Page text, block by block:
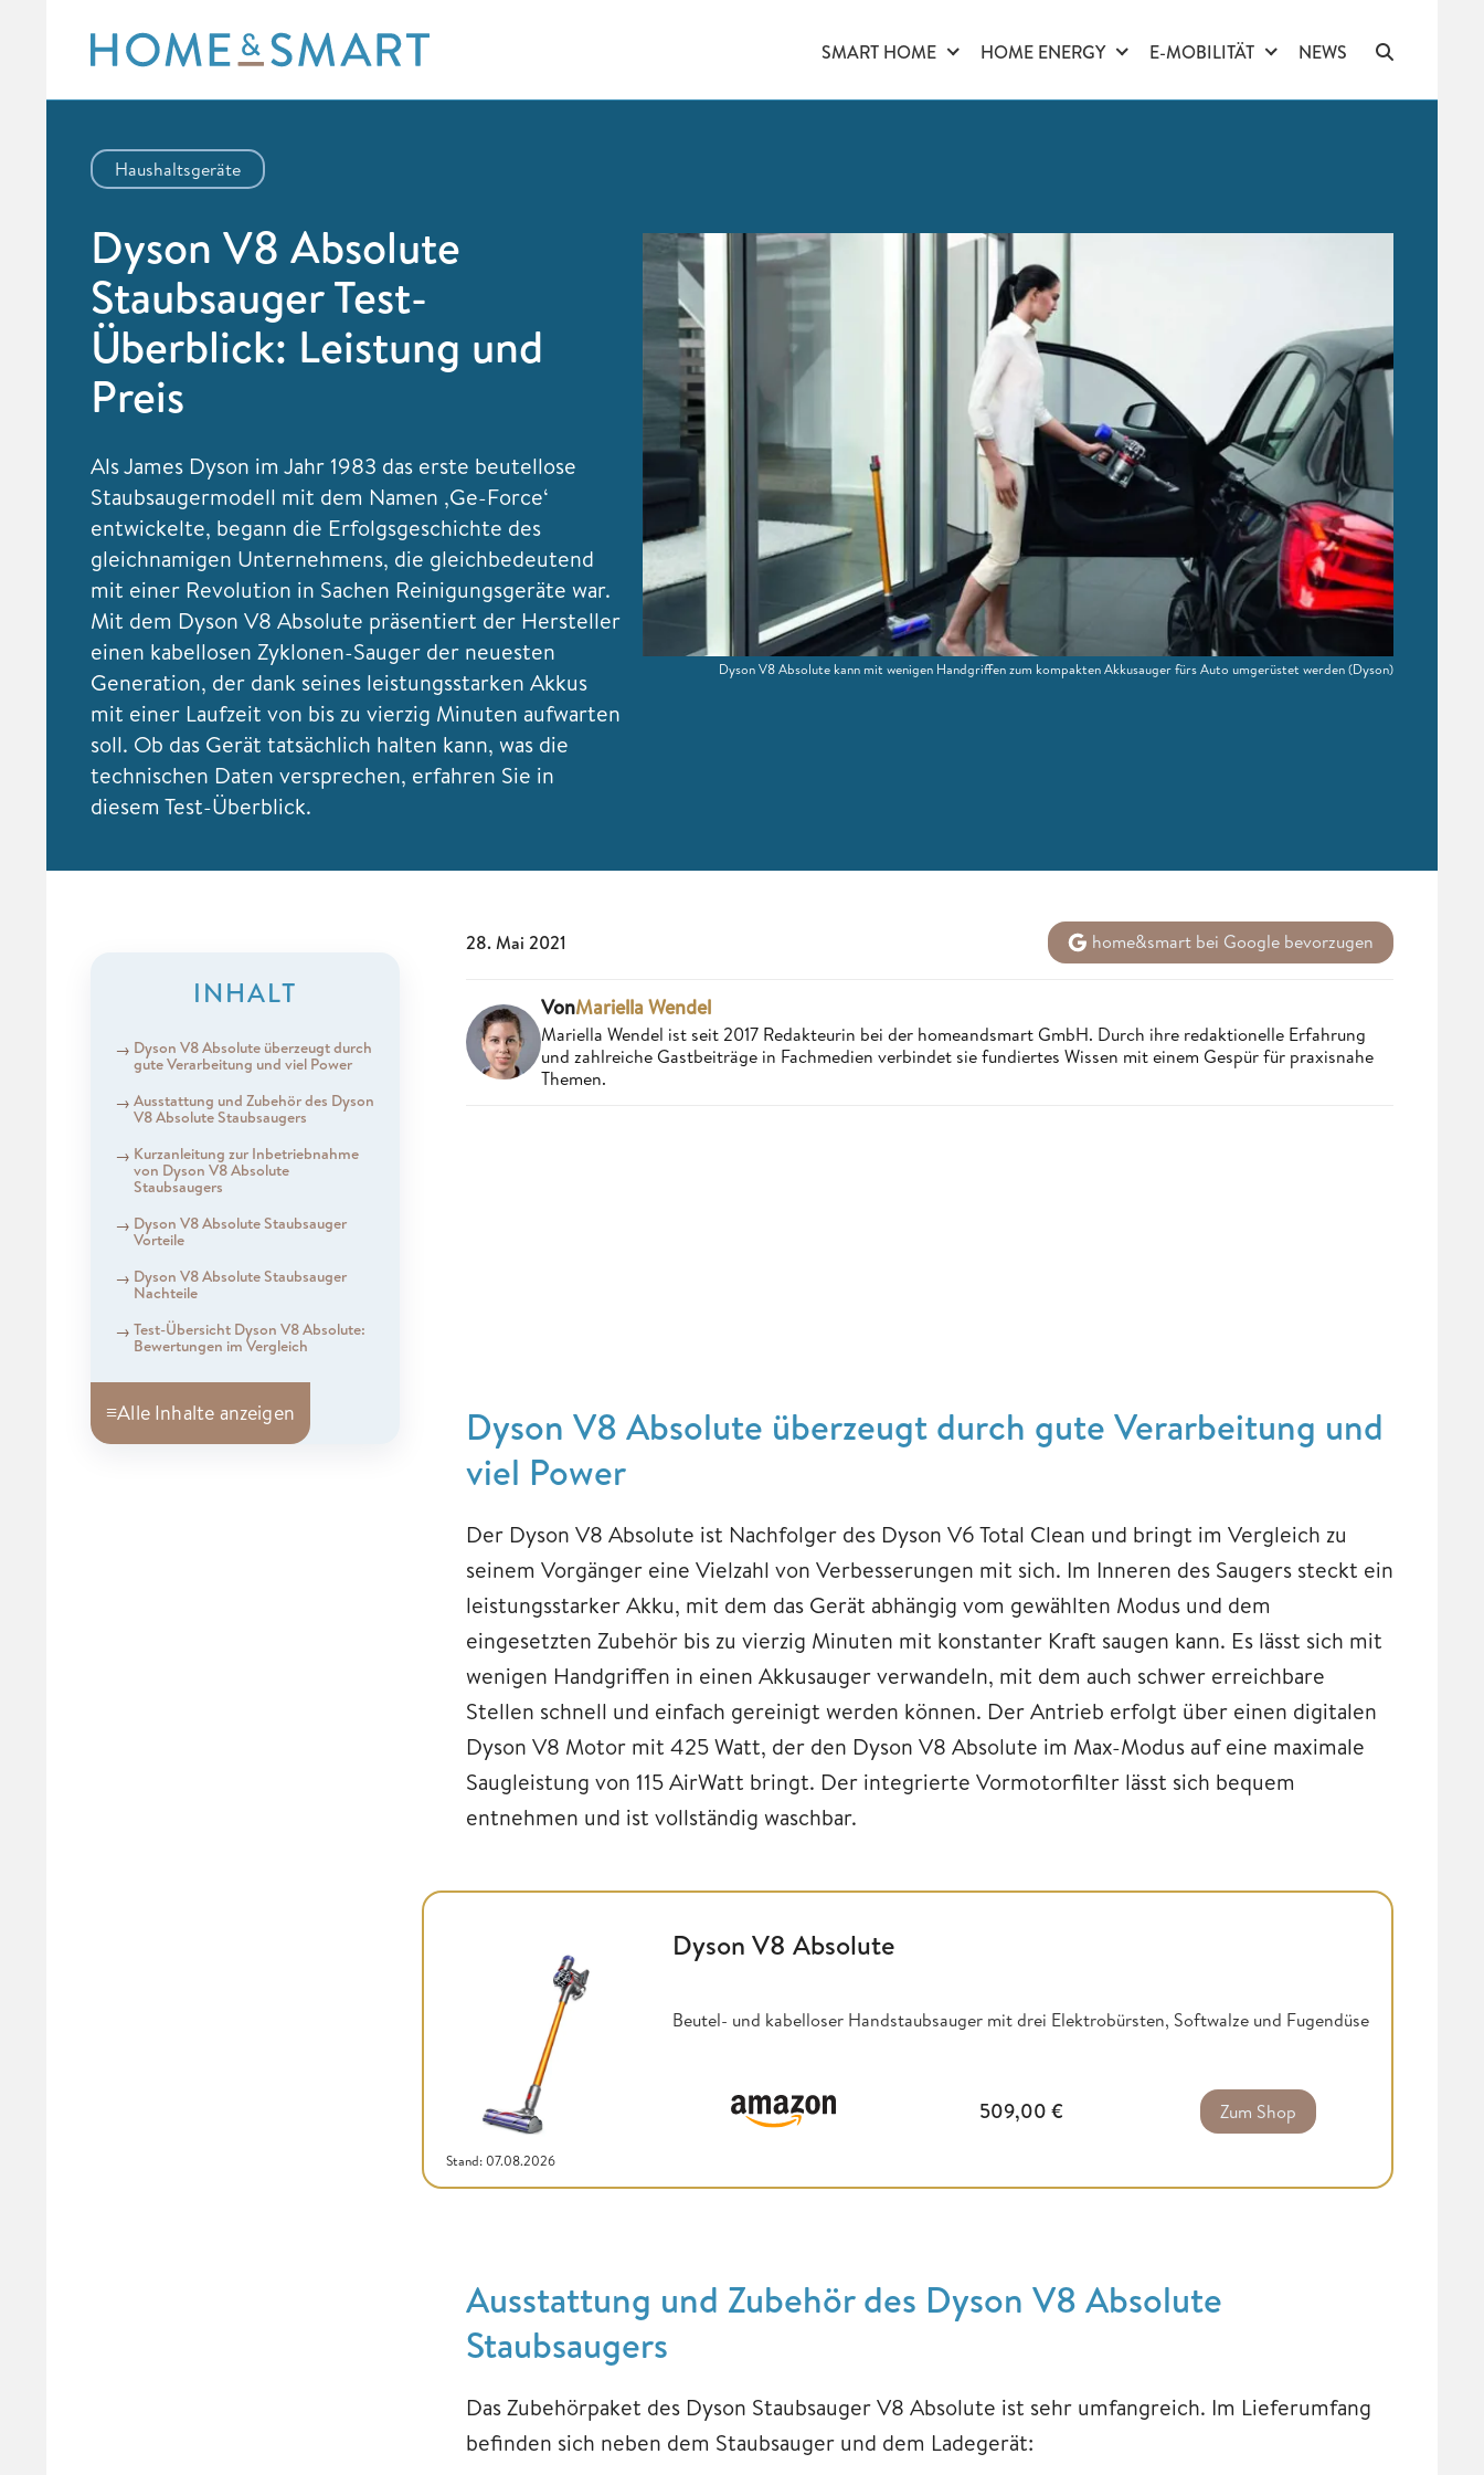
content
SMART HOME HOME ENERGY E-MOBILITÄT NEWS
Haushaltsgeräte
Dyson V8 Absolute
Staubsauger Test-
Überblick: Leistung und
Preis
Als James Dyson im Jahr 1983 das erste beutellose
Staubsaugermodell mit dem Namen ‚Ge-Force‘
entwickelte, begann die Erfolgsgeschichte des
gleichnamigen Unternehmens, die gleichbedeutend
mit einer Revolution in Sachen Reinigungsgeräte war.
Mit dem Dyson V8 Absolute präsentiert der Hersteller
einen kabellosen Zyklonen-Sauger der neuesten
Generation, der dank seines leistungsstarken Akkus
mit einer Laufzeit von bis zu vierzig Minuten aufwarten
soll. Ob das Gerät tatsächlich halten kann, was die
technischen Daten versprechen, erfahren Sie in
diesem Test-Überblick.
Dyson V8 Absolute kann mit wenigen Handgriffen zum kompakten Akkusauger fürs Auto umgerüstet werden(Dyson)
INHALT
Dyson V8 Absolute überzeugt durch
gute Verarbeitung und viel Power
Ausstattung und Zubehör des Dyson
V8 Absolute Staubsaugers
Kurzanleitung zur Inbetriebnahme
von Dyson V8 Absolute
Staubsaugers
Dyson V8 Absolute Staubsauger
Vorteile
Dyson V8 Absolute Staubsauger
Nachteile
Test-Übersicht Dyson V8 Absolute:
Bewertungen im Vergleich
≡Alle Inhalte anzeigen
28. Mai 2021 home&smart bei Google bevorzugen
VonMariella Wendel
Mariella Wendel ist seit 2017 Redakteurin bei der homeandsmart GmbH. Durch ihre redaktionelle Erfahrung
und zahlreiche Gastbeiträge in Fachmedien verbindet sie fundiertes Wissen mit einem Gespür für praxisnahe
Themen.
Dyson V8 Absolute überzeugt durch gute Verarbeitung und
viel Power
Der Dyson V8 Absolute ist Nachfolger des Dyson V6 Total Clean und bringt im Vergleich zu
seinem Vorgänger eine Vielzahl von Verbesserungen mit sich. Im Inneren des Saugers steckt ein
leistungsstarker Akku, mit dem das Gerät abhängig vom gewählten Modus und dem
eingesetzten Zubehör bis zu vierzig Minuten mit konstanter Kraft saugen kann. Es lässt sich mit
wenigen Handgriffen in einen Akkusauger verwandeln, mit dem auch schwer erreichbare
Stellen schnell und einfach gereinigt werden können. Der Antrieb erfolgt über einen digitalen
Dyson V8 Motor mit 425 Watt, der den Dyson V8 Absolute im Max-Modus auf eine maximale
Saugleistung von 115 AirWatt bringt. Der integrierte Vormotorfilter lässt sich bequem
entnehmen und ist vollständig waschbar.
Stand: 07.08.2026
Dyson V8 Absolute
Beutel- und kabelloser Handstaubsauger mit drei Elektrobürsten, Softwalze und Fugendüse
509,00 € Zum Shop
Ausstattung und Zubehör des Dyson V8 Absolute
Staubsaugers
Das Zubehörpaket des Dyson Staubsauger V8 Absolute ist sehr umfangreich. Im Lieferumfang
befinden sich neben dem Staubsauger und dem Ladegerät: